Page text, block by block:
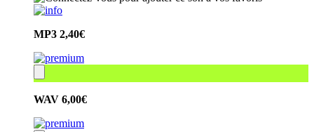
MP3 2,40€
WAV 6,00€